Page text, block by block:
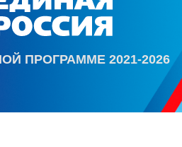
ПРОГРАММЕ 2021-2026